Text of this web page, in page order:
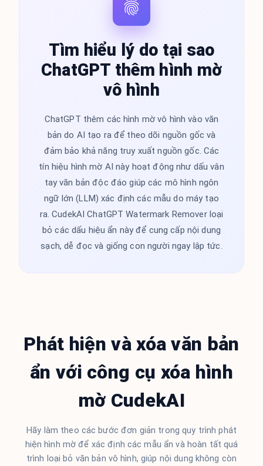
Tìm hiểu lý do tại sao
ChatGPT thêm hình mờ
vô hình
ChatGPT thêm các hình mờ vô hình vào văn
bản do AI tạo ra để theo dõi nguồn gốc và
đảm bảo khả năng truy xuất nguồn gốc. Các
tín hiệu hình mờ AI này hoạt động như dấu vân
tay văn bản độc đáo giúp các mô hình ngôn
ngữ lớn (LLM) xác định các mẫu do máy tạo
ra. CudekAI ChatGPT Watermark Remover loại
bỏ các dấu hiệu ẩn này để cung cấp nội dung
sạch, dễ đọc và giống con người ngay lập tức.
Phát hiện và xóa văn bản
ẩn với công cụ xóa hình
mờ CudekAI
Hãy làm theo các bước đơn giản trong quy trình phát
hiện hình mờ để xác định các mẫu ẩn và hoàn tất quá
trình loại bỏ văn bản vô hình, giúp nội dung không còn